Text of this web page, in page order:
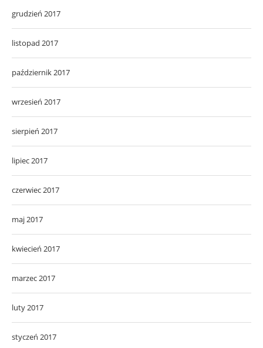
grudzień 2017
listopad 2017
październik 2017
wrzesień 2017
sierpień 2017
lipiec 2017
czerwiec 2017
maj 2017
kwiecień 2017
marzec 2017
luty 2017
styczeń 2017